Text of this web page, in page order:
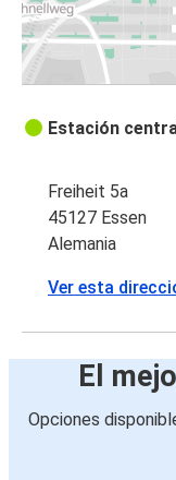
Estación
Freiheit 5a
45127 Essen
Alemania
Ver esta
El
Opciones